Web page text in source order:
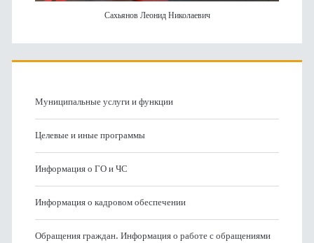
Сахьянов Леонид Николаевич
Муниципальные услуги и функции
Целевые и иные программы
Информация о ГО и ЧС
Информация о кадровом обеспечении
Обращения граждан. Информация о работе с обращениями